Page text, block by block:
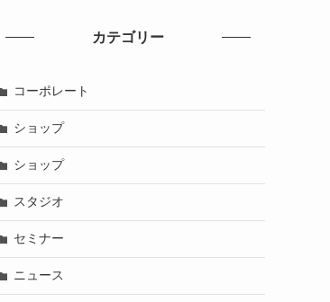
カテゴリー
コーポレート
ショップ
ショップ
スタジオ
セミナー
ニュース